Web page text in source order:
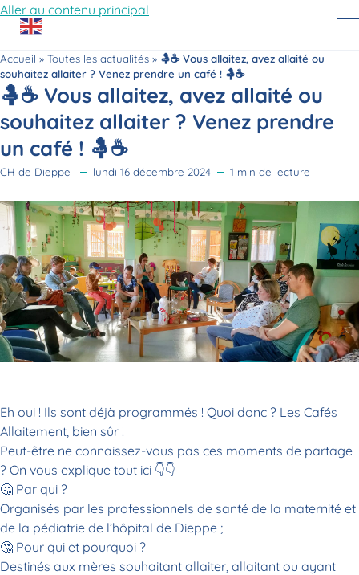
Aller au contenu principal
Accueil » Toutes les actualités » 🤱☕ Vous allaitez, avez allaité ou
souhaitez allaiter ? Venez prendre un café ! 🤱☕
🤱☕ Vous allaitez, avez allaité ou
souhaitez allaiter ? Venez prendre
un café ! 🤱☕
CH de Dieppe lundi 16 décembre 2024 1 min de lecture
Eh oui ! Ils sont déjà programmés ! Quoi donc ? Les Cafés
Allaitement, bien sûr !
Peut-être ne connaissez-vous pas ces moments de partage
? On vous explique tout ici 👇👇
🤔 Par qui ?
Organisés par les professionnels de santé de la maternité et
de la pédiatrie de l’hôpital de Dieppe ;
🤔 Pour qui et pourquoi ?
Destinés aux mères souhaitant allaiter, allaitant ou ayant